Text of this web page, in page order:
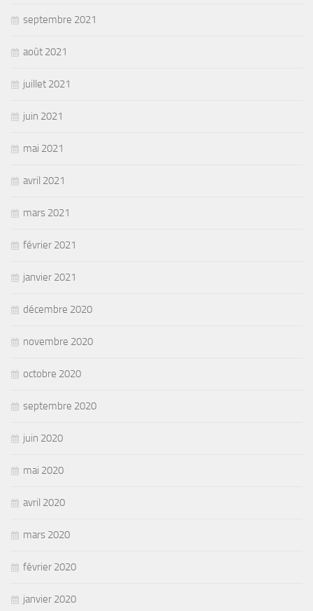
septembre 2021
août 2021
juillet 2021
juin 2021
mai 2021
avril 2021
mars 2021
février 2021
janvier 2021
décembre 2020
novembre 2020
octobre 2020
septembre 2020
juin 2020
mai 2020
avril 2020
mars 2020
février 2020
janvier 2020